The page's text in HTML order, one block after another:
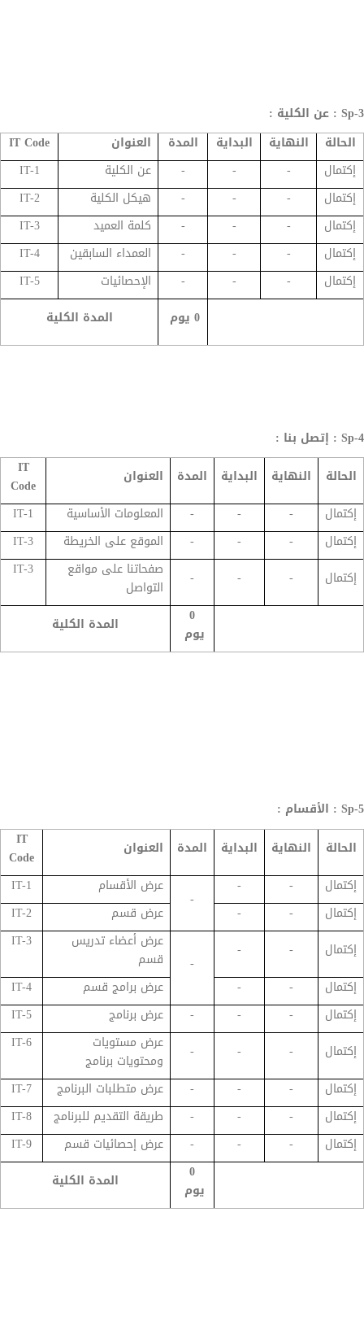
Sp-3 : عن الكلية :
الحالة
النهاية البداية المدة العنوان
IT Code
إكتمال
-
-
- عن الكلية
IT-1
إكتمال
-
-
- هيكل الكلية
IT-2
إكتمال
-
-
- كلمة العميد
IT-3
إكتمال
-
-
- العمداء السابقين
IT-4
إكتمال
-
-
- الإحصائيات
IT-5
0 يوم
المدة الكلية
Sp-4 : إتصل بنا :
الحالة
النهاية البداية المدة العنوان
IT
Code
إكتمال
-
-
- المعلومات الأساسية
IT-1
إكتمال
-
-
- الموقع على الخريطة
IT-3
إكتمال
-
-
-
صفحاتنا على مواقع
التواصل
IT-3
0
يوم
المدة الكلية
Sp-5 : الأقسام :
الحالة
النهاية البداية المدة العنوان
IT
Code
إكتمال
-
-
-
عرض الأقسام
IT-1
إكتمال
-
- عرض قسم
IT-2
إكتمال
-
-
-
عرض أعضاء تدريس
قسم
IT-3
إكتمال -
- عرض برامج قسم
IT-4
إكتمال
-
-
- عرض برنامج
IT-5
إكتمال
-
-
-
عرض مستويات
ومحتويات برنامج
IT-6
إكتمال -
-
- عرض متطلبات البرنامج
IT-7
إكتمال
-
-
- طريقة التقديم للبرنامج
IT-8
إكتمال
-
-
- عرض إحصائيات قسم
IT-9
0
يوم
المدة الكلية